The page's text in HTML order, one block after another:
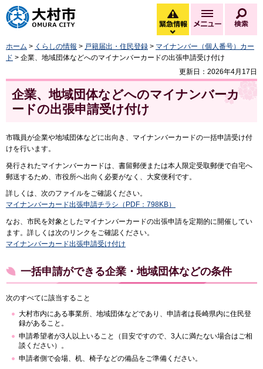
大村市
緊急情報
緊急情報を開く
メニュー
ホーム > くらしの情報 > 戸籍届出・住民登録 > マイナンバー（個人番号）カー
ド > 企業、地域団体などへのマイナンバーカードの出張申請受け付け
更新日：2026年4月17日
企業、地域団体などへのマイナンバーカ
ードの出張申請受け付け
市職員が企業や地域団体などに出向き、マイナンバーカードの一括申請受け付
けを行います。
発行されたマイナンバーカードは、書留郵便または本人限定受取郵便で自宅へ
郵送するため、市役所へ出向く必要がなく、大変便利です。
詳しくは、次のファイルをご確認ください。
マイナンバーカード出張申請チラシ（PDF：798KB）
なお、市民を対象としたマイナンバーカードの出張申請を定期的に開催してい
ます。詳しくは次のリンクをご確認ください。
マイナンバーカード出張申請受け付け
一括申請ができる企業・地域団体などの条件
次のすべてに該当すること
大村市内にある事業所、地域団体などであり、申請者は長崎県内に住民登
録があること。
申請希望者が3人以上いること（目安ですので、3人に満たない場合はご相
談ください）。
申請者側で会場、机、椅子などの備品をご準備ください。